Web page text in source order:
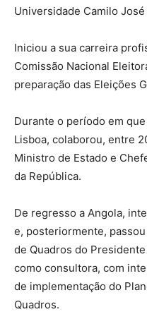
Universidade Camilo José
Iniciou a sua carreira
Comissão Nacional
preparação das Eleições
Durante o período em
Lisboa, colaborou, entre
Ministro de Estado e
da República.
De regresso a Angola,
e, posteriormente,
de Quadros do
como consultora, com
de implementação do
Quadros.